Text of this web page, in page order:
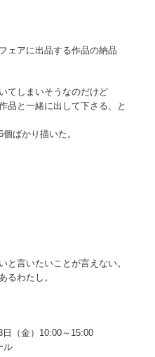
ェアに出品する作品の納品
てしまいそうなのだけど
品と一緒に出して下さる、と
ばかり描いた。
と言いたいことが言えない。
るわたし。
（金）10:00～15:00
ル